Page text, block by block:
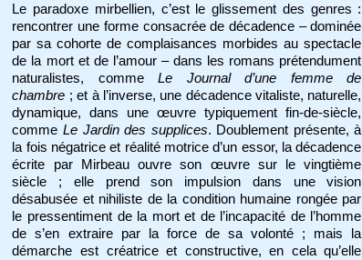
Le paradoxe mirbellien, c’est le glissement des genres :
rencontrer une forme consacrée de décadence – dominée
par sa cohorte de complaisances morbides au spectacle
de la mort et de l’amour – dans les romans prétendument
naturalistes, commeLe Journal d’une femme de
chambre ; et à l’inverse, une décadence vitaliste, naturelle,
dynamique, dans une œuvre typiquement fin-de-siècle,
comme Le Jardin des supplices. Doublement présente, à
la fois négatrice et réalité motrice d’un essor, la décadence
écrite par Mirbeau ouvre son œuvre sur le vingtième
siècle ; elle prend son impulsion dans une vision
désabusée et nihiliste de la condition humaine rongée par
le pressentiment de la mort et de l’incapacité de l’homme
de s’en extraire par la force de sa volonté ; mais la
démarche est créatrice et constructive, en cela qu’elle